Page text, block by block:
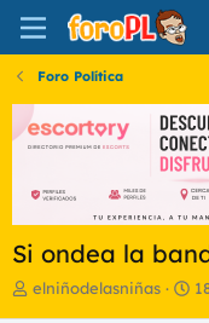
Foro Política
Si ondea la
I
elniñodelasniñas
F